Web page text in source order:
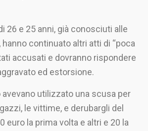
26 e 25 anni, già conosciuti alle
hanno continuato altri atti di “poca
accusati e dovranno rispondere
ed estorsione.
avevano utilizzato una scusa per
le vittime, e derubargli del
euro la prima volta e altri e 20 la